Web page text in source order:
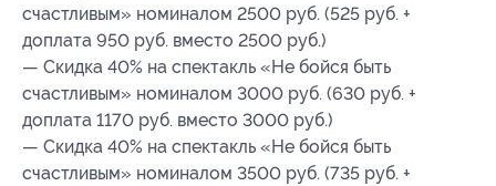
счастливым» номиналом 2500 руб. (525 руб. +
доплата 950 руб. вместо 2500 руб.)
— Скидка 40% на спектакль «Не бойся быть
счастливым» номиналом 3000 руб. (630 руб. +
доплата 1170 руб. вместо 3000 руб.)
— Скидка 40% на спектакль «Не бойся быть
счастливым» номиналом 3500 руб. (735 руб. +